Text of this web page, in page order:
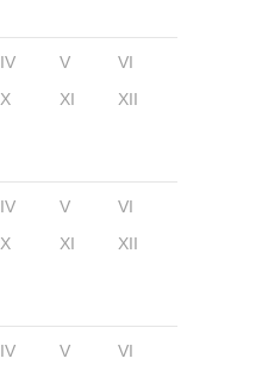
IV V
VI
X XI XII
IV V
VI
X XI XII
IV V
VI